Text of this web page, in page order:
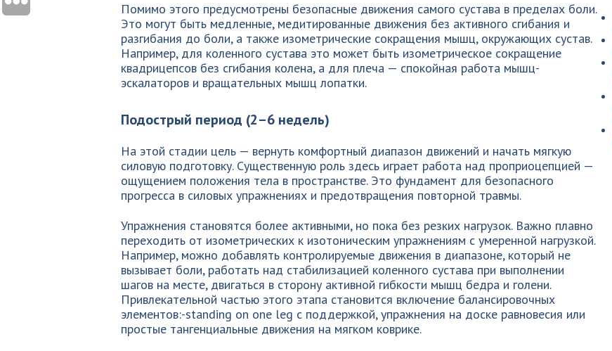
Помимо этого предусмотрены безопасные движения самого сустава в пределах боли.
Это могут быть медленные, медитированные движения без активного сгибания и
разгибания до боли, а также изометрические сокращения мышц, окружающих сустав.
Например, для коленного сустава это может быть изометрическое сокращение
квадрицепсов без сгибания колена, а для плеча — спокойная работа мышц-
эскалаторов и вращательных мышц лопатки.
Подострый период (2–6 недель)
На этой стадии цель — вернуть комфортный диапазон движений и начать мягкую
силовую подготовку. Существенную роль здесь играет работа над проприоцепцией —
ощущением положения тела в пространстве. Это фундамент для безопасного
прогресса в силовых упражнениях и предотвращения повторной травмы.
Упражнения становятся более активными, но пока без резких нагрузок. Важно плавно
переходить от изометрических к изотоническим упражнениям с умеренной нагрузкой.
Например, можно добавлять контролируемые движения в диапазоне, который не
вызывает боли, работать над стабилизацией коленного суставa при выполнении
шагов на месте, двигаться в сторону активной гибкости мышц бедра и голени.
Привлекательной частью этого этапа становится включение балансировочных
элементов:-standing on one leg с поддержкой, упражнения на доске равновесия или
простые тангенциальные движения на мягком коврике.